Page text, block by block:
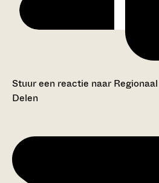
Stuur een reactie naar
Delen